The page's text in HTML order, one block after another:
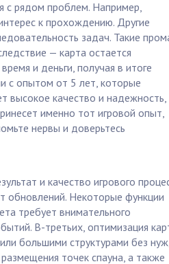
с рядом проблем. Например,
к прохождению. Другие
задач. Такие
— карта остается
и деньги, получая в итоге
с опытом от 5 лет, которые
высокое качество и надежность,
именно тот игровой опыт,
нервы и доверьтесь
и качество игрового
обновлений. Некоторые функции
требует внимательного
В-третьих, оптимизация
большими структурами без
точек спауна, а также